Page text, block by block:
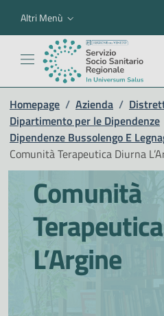
Altri Menù
Homepage / Azienda /
Dipartimento per le Dipendenze
Dipendenze Bussolengo E
Comunità Terapeutica Diurna
Comunità
L’Argine